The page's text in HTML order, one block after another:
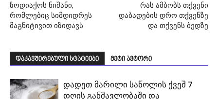
ზოდიაქოს ნიშანი,
რომლებიც სიმდიდრეს
მაგნიტივით იზიდავს
რას ამბობს თქვენი
დაბადების დრო თქვენზე
და თქვენს ბედზე
დაკავშირებული სტატიები მეტი ავტორი
დადეთ მარილი საწოლის ქვეშ 7
დღის განმავლობაში და